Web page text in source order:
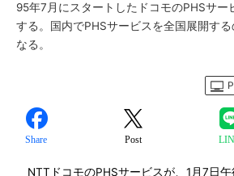
95年7月にスタートしたドコモのPHSサー
する。国内でPHSサービスを全国展開する
なる。
Share Post
NTTドコモのPHSサービスが、1月7日